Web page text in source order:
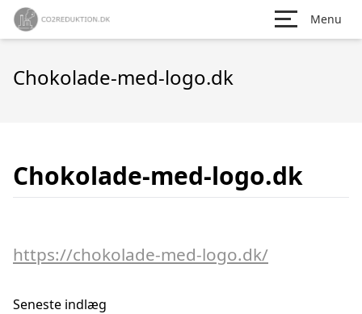
Menu
Chokolade-med-logo.dk
Chokolade-med-logo.dk
https://chokolade-med-logo.dk/
Seneste indlæg